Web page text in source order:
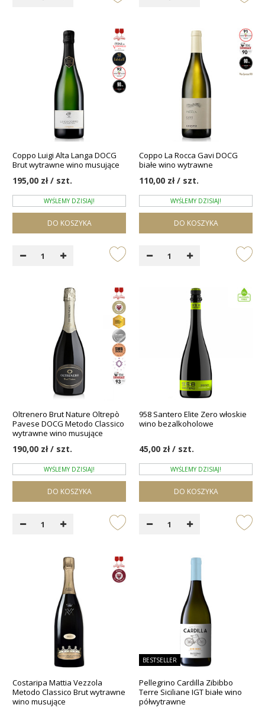
Coppo Luigi Alta Langa DOCG
Brut wytrawne wino musujące
195,00 zł / szt.
WYŚLEMY DZISIAJ!
DO KOSZYKA
Coppo La Rocca Gavi DOCG
białe wino wytrawne
110,00 zł / szt.
WYŚLEMY DZISIAJ!
DO KOSZYKA
Oltrenero Brut Nature Oltrepò
Pavese DOCG Metodo Classico
wytrawne wino musujące
190,00 zł / szt.
WYŚLEMY DZISIAJ!
DO KOSZYKA
958 Santero Elite Zero włoskie
wino bezalkoholowe
45,00 zł / szt.
WYŚLEMY DZISIAJ!
DO KOSZYKA
Costaripa Mattia Vezzola
Metodo Classico Brut wytrawne
wino musujące
BESTSELLER
Pellegrino Cardilla Zibibbo
Terre Siciliane IGT białe wino
półwytrawne